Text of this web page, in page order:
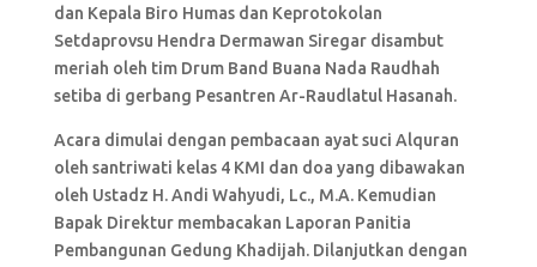
dan Kepala Biro Humas dan Keprotokolan
Setdaprovsu Hendra Dermawan Siregar disambut
meriah oleh tim Drum Band Buana Nada Raudhah
setiba di gerbang Pesantren Ar-Raudlatul Hasanah.
Acara dimulai dengan pembacaan ayat suci Alquran
oleh santriwati kelas 4 KMI dan doa yang dibawakan
oleh Ustadz H. Andi Wahyudi, Lc., M.A. Kemudian
Bapak Direktur membacakan Laporan Panitia
Pembangunan Gedung Khadijah. Dilanjutkan dengan